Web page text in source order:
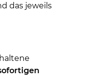
das jeweils